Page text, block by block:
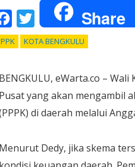
FacebookTwitter Share
KOTA BENGKULU
BENGKULU, eWarta.co –
Pusat yang akan mengambil
di daerah melalui
Menurut Dedy, jika skema